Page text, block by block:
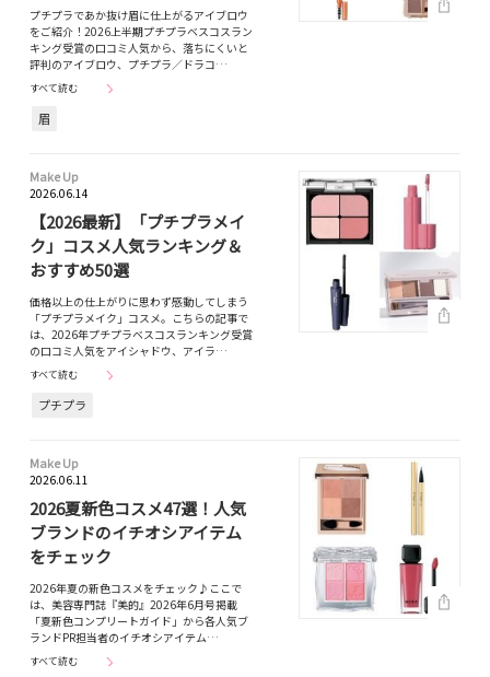
プチプラであか抜け眉に仕上がるアイブロウ
をご紹介！2026上半期プチプラベスコスラン
キング受賞の口コミ人気から、落ちにくいと
評判のアイブロウ、プチプラ／ドラコ…
すべて読む
眉
Make Up
2026.06.14
【2026最新】「プチプラメイ
ク」コスメ人気ランキング＆
おすすめ50選
価格以上の仕上がりに思わず感動してしまう
「プチプラメイク」コスメ。こちらの記事で
は、2026年プチプラベスコスランキング受賞
の口コミ人気をアイシャドウ、アイラ…
すべて読む
プチプラ
Make Up
2026.06.11
2026夏新色コスメ47選！人気
ブランドのイチオシアイテム
をチェック
2026年夏の新色コスメをチェック♪ここで
は、美容専門誌『美的』2026年6月号掲載
「夏新色コンプリートガイド」から各人気ブ
ランドPR担当者のイチオシアイテム…
すべて読む